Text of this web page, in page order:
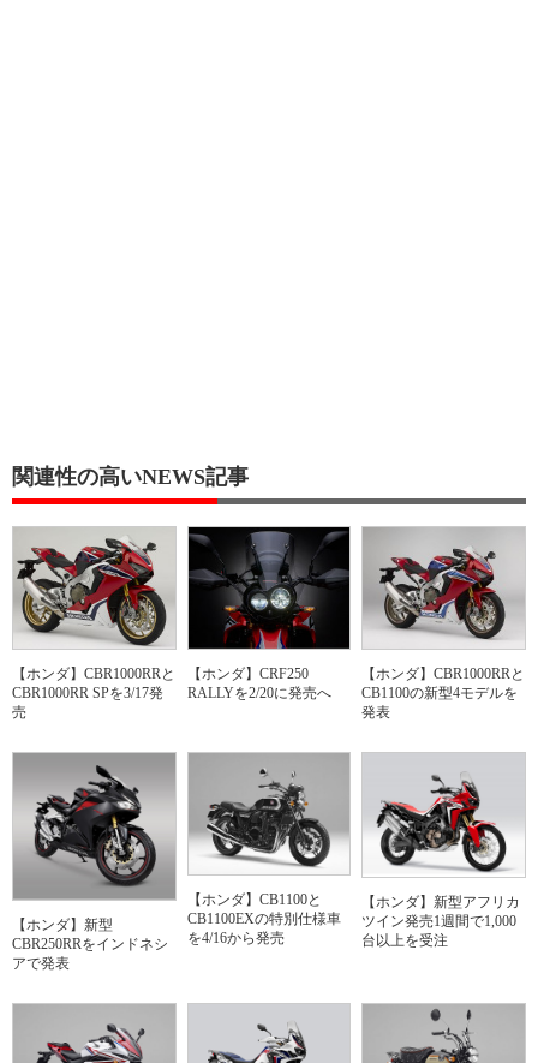
関連性の高いNEWS記事
【ホンダ】CBR1000RRと
CBR1000RR SPを3/17発
売
【ホンダ】CRF250
RALLYを2/20に発売へ
【ホンダ】CBR1000RRと
CB1100の新型4モデルを
発表
【ホンダ】新型
CBR250RRをインドネシ
アで発表
【ホンダ】CB1100と
CB1100EXの特別仕様車
を4/16から発売
【ホンダ】新型アフリカ
ツイン発売1週間で1,000
台以上を受注